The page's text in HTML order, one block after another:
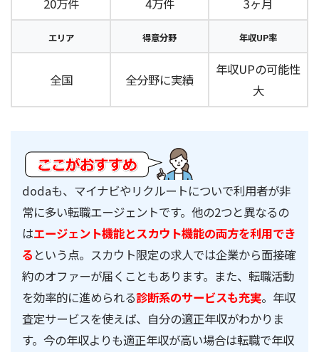
エリア 得意分野 年収UP率
全国 全分野に実績
年収UPの可能性
大
dodaも、マイナビやリクルートについで利用者が非
常に多い転職エージェントです。他の2つと異なるの
はエージェント機能とスカウト機能の両方を利用でき
る という点。スカウト限定の求人では企業から面接確
約のオファーが届くこともあります。また、転職活動
を効率的に進められる診断系のサービスも充実。年収
査定サービスを使えば、自分の適正年収がわかりま
す。今の年収よりも適正年収が高い場合は転職で年収